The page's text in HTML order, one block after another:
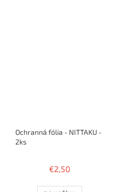
Ochranná fólia - NITTAKU -
2ks
€2,50